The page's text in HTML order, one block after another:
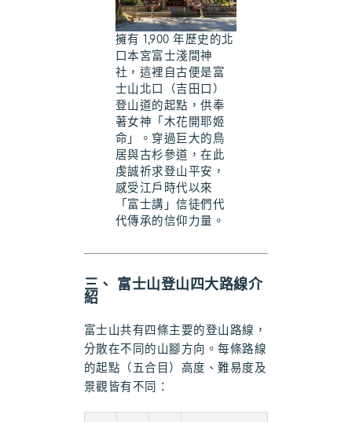
擁有 1,900 年歷史的北
口本宮富士淺間神
社，這裡自古便是富
士山北口（吉田口）
登山道的起點，供奉
著女神「木花開耶姬
命」。穿過巨大的鳥
居與古杉參道，在此
虔誠祈求登山平安，
感受江戶時代以來
「富士講」信徒們代
代傳承的信仰力量。
三、 富士山登山四大路線介
紹
富士山共有四條主要的登山路線，
分散在不同的山腳方向。每條路線
的起點（五合目）高度、難易度及
景觀皆有不同：